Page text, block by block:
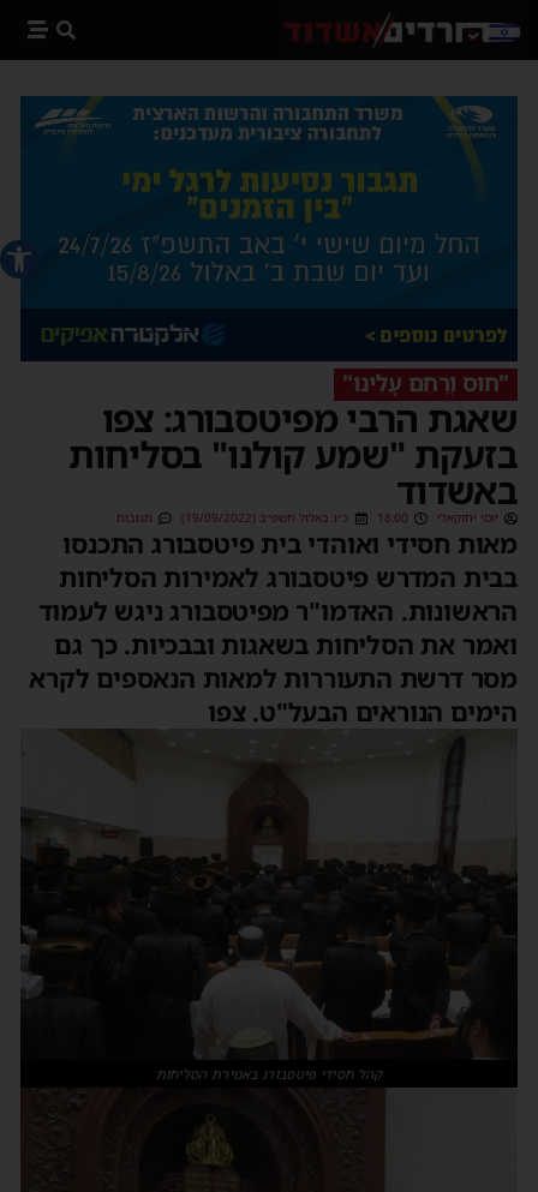
פתח
"חוּס וְרַחֵם עָלֵינוּ"
שאגת הרבי מפיטסבורג: צפו
בזעקת "שמע קולנו" בסליחות
באשדוד
יוסי יחזקאלי 18:00 כ״ג באלול תשפ״ב (19/09/2022) תגובות
מאות חסידי ואוהדי בית פיטסבורג התכנסו
בבית המדרש פיטסבורג לאמירות הסליחות
הראשונות. האדמו"ר מפיטסבורג ניגש לעמוד
ואמר את הסליחות בשאגות ובבכיות. כך גם
מסר דרשת התעוררות למאות הנאספים לקרא
הימים הנוראים הבעל"ט. צפו
קהל חסידי פיטסבורג באמירת הסליחות